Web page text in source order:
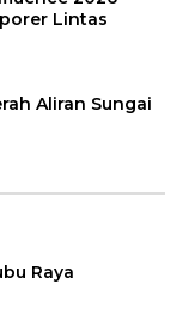
Lintas
Aliran Sungai
Raya